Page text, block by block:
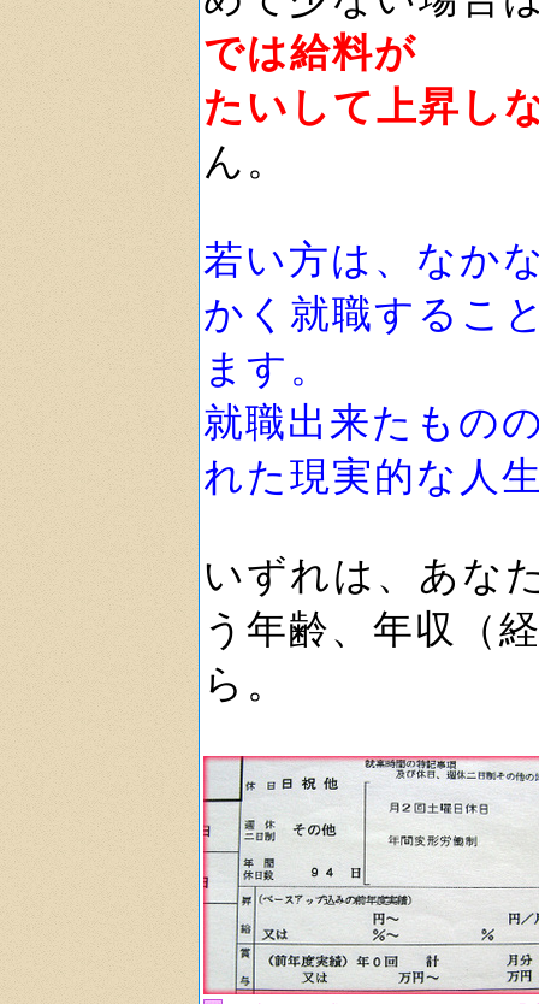
では給料が
たいして上昇し
ん。
若い方は、なか
かく就職するこ
ます。
就職出来たもの
れた現実的な人
いずれは、あな
う年齢、年収（
ら。